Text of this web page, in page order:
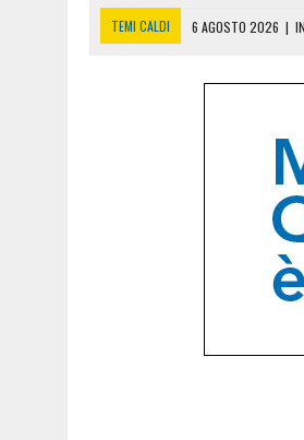
TEMI CALDI 6 AGOSTO 2026 |
LE SEDONERE
IN AUTO A